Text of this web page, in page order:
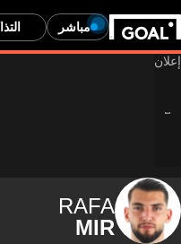
مباشر
RAFA
MIR